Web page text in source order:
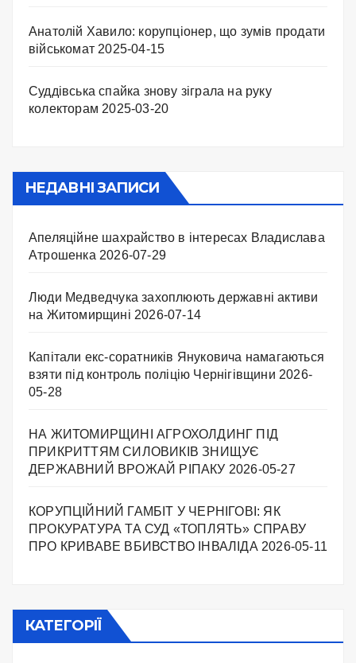
Анатолій Хавило: корупціонер, що зумів продати
військомат 2025-04-15
Суддівська спайка знову зіграла на руку
колекторам 2025-03-20
НЕДАВНІ ЗАПИСИ
Апеляційне шахрайство в інтересах Владислава
Атрошенка 2026-07-29
Люди Медведчука захоплюють державні активи
на Житомирщині 2026-07-14
Капітали екс-соратників Януковича намагаються
взяти під контроль поліцію Чернігівщини 2026-
05-28
НА ЖИТОМИРЩИНІ АГРОХОЛДИНГ ПІД
ПРИКРИТТЯМ СИЛОВИКІВ ЗНИЩУЄ
ДЕРЖАВНИЙ ВРОЖАЙ РІПАКУ ​ 2026-05-27
КОРУПЦІЙНИЙ ГАМБІТ У ЧЕРНІГОВІ: ЯК
ПРОКУРАТУРА ТА СУД «ТОПЛЯТЬ» СПРАВУ
ПРО КРИВАВЕ ВБИВСТВО ІНВАЛІДА 2026-05-11
КАТЕГОРІЇ